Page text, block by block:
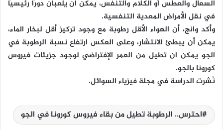
السعال والعطس أو الكلام والتنفس، يمكن ان يلعبان دورًا رئيسيًا
في نقل الأمراض المعدية التنفسية.
وأكد وانج، أن الهواء الأقل رطوبة مع وجود تركيز أقل لبخار الماء،
يمكن أن يبطئ الانتشار، وعلى العكس ارتفاع نسبة الرطوبة في
الجو يمكن ان تطيل من العمر الإفتراضي لوجود جزيئات فيروس
كورونا بالجو.
نُشرت الدراسة في مجلة فيزياء السوائل.
احترس.. الرطوبة تطيل من بقاء فيروس كورونا في الجو